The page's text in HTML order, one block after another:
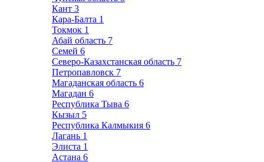
Кант 3
Кара-Балта 1
Токмок 1
Абай область 7
Семей 6
Северо-Казахстанская область 7
Петропавловск 7
Магаданская область 6
Магадан 6
Республика Тыва 6
Кызыл 5
Республика Калмыкия 6
Лагань 1
Элиста 1
Астана 6